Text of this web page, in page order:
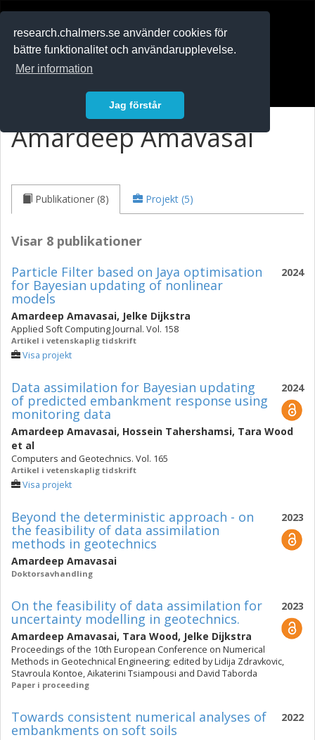
research.chalmers.se använder cookies för
bättre funktionalitet och användarupplevelse.
Mer information
Jag förstår
Amardeep Amavasai
Publikationer (8) Projekt (5)
Visar 8 publikationer
2024
Particle Filter based on Jaya optimisation
for Bayesian updating of nonlinear
models
Amardeep Amavasai, Jelke Dijkstra
Applied Soft Computing Journal. Vol. 158
Artikel i vetenskaplig tidskrift
Visa projekt
2024
Data assimilation for Bayesian updating
of predicted embankment response using
monitoring data
Amardeep Amavasai, Hossein Tahershamsi, Tara Wood
et al
Computers and Geotechnics. Vol. 165
Artikel i vetenskaplig tidskrift
Visa projekt
2023
Beyond the deterministic approach - on
the feasibility of data assimilation
methods in geotechnics
Amardeep Amavasai
Doktorsavhandling
2023
On the feasibility of data assimilation for
uncertainty modelling in geotechnics.
Amardeep Amavasai, Tara Wood, Jelke Dijkstra
Proceedings of the 10th European Conference on Numerical
Methods in Geotechnical Engineering; edited by Lidija Zdravkovic,
Stavroula Kontoe, Aikaterini Tsiampousi and David Taborda
Paper i proceeding
2022
Towards consistent numerical analyses of
embankments on soft soils